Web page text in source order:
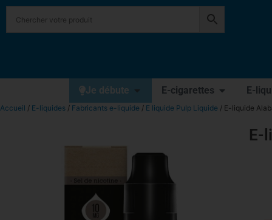
Je débute E-cigarettes E-
Accueil / E-liquides / Fabricants e-liquide / E liquide Pulp Liquide / E-liquide
E-